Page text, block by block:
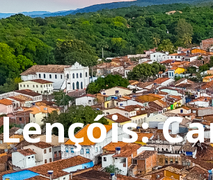
Lençóis: